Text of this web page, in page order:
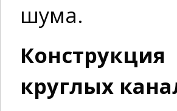
шума.
круглых